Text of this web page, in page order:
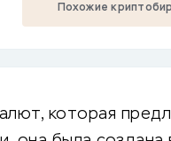
Похожие
которая